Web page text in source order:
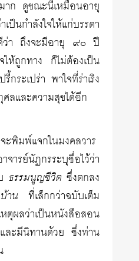
มาก ดูขณะนี้เหมือนอายุ
นกำลังใจให้แก่บรรดา
ว่า ถึงจะมีอายุ ๙๐ ปี
ให้ถูกทาง ก็ไม่ต้องเป็น
ระเปร่า พาใจที่ร่าเริง
ลและความสุขได้อีก
ะพิมพ์แจกในมงคลวาร
ารย์นัฏกรระบุชื่อไว้ว่า
ธรรมนูญชีวิตซึ่งตกลง
าน ที่เล็กกว่าฉบับเต็ม
ตุผลว่าเป็นหนังสือสอน
ะมีนิทานด้วย ซึ่งท่าน